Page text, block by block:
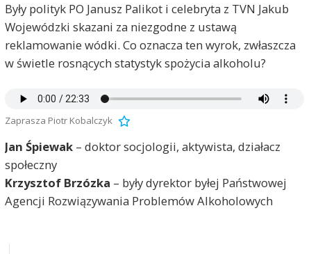
Były polityk PO Janusz Palikot i celebryta z TVN Jakub
Wojewódzki skazani za niezgodne z ustawą
reklamowanie wódki. Co oznacza ten wyrok, zwłaszcza
w świetle rosnących statystyk spożycia alkoholu?
Zaprasza Piotr Kobalczyk
Jan Śpiewak– doktor socjologii, aktywista, działacz
społeczny
Krzysztof Brzózka – były dyrektor byłej Państwowej
Agencji Rozwiązywania Problemów Alkoholowych